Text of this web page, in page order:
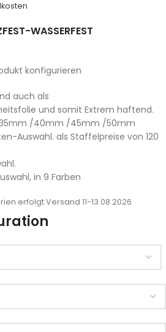
WASSERFEST
konfigurieren
auch als
und somit Extrem haftend.
/40mm /45mm /50mm
Auswahl. als Staffelpreise von 120
in 9 Farben
erfolgt Versand 11-13.08.2026